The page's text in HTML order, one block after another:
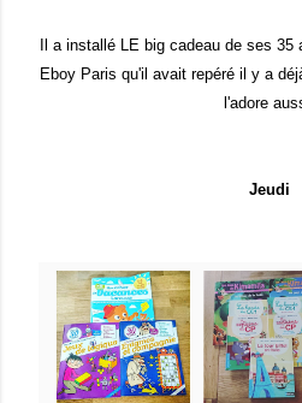
Il a installé LE big cadeau de ses
Eboy Paris qu'il avait repéré il y a
l'adore
Jeudi